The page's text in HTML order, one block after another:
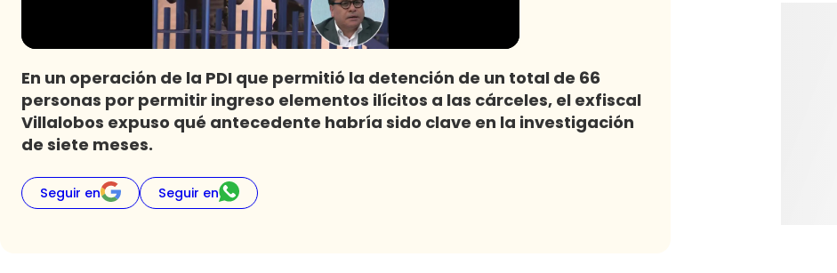
En un operación de la PDI que permitió la detención de un total de 66
personas por permitir ingreso elementos ilícitos a las cárceles, el exfiscal
Villalobos expuso qué antecedente habría sido clave en la investigación
de siete meses.
Seguir en Seguir en